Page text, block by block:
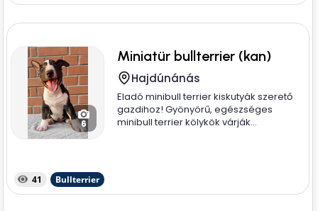
6
Miniatür bullterrier (kan)
Hajdúnánás
Eladó minibull terrier kiskutyák szerető
gazdihoz! Gyönyörű, egészséges
minibull terrier kölykök várják...
41 Bullterrier